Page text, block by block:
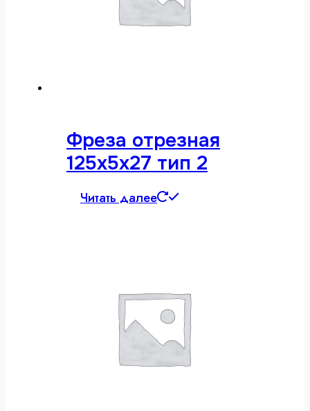
Фреза отрезная
125х5х27 тип 2
Читать далее